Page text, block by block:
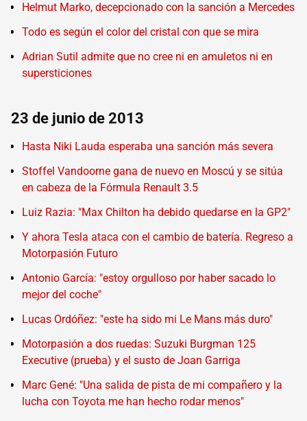
Helmut Marko, decepcionado con la sanción a Mercedes
Todo es según el color del cristal con que se mira
Adrian Sutil admite que no cree ni en amuletos ni en
supersticiones
23 de junio de 2013
Hasta Niki Lauda esperaba una sanción más severa
Stoffel Vandoorne gana de nuevo en Moscú y se sitúa
en cabeza de la Fórmula Renault 3.5
Luiz Razia: "Max Chilton ha debido quedarse en la GP2"
Y ahora Tesla ataca con el cambio de batería. Regreso a
Motorpasión Futuro
Antonio García: "estoy orgulloso por haber sacado lo
mejor del coche"
Lucas Ordóñez: "este ha sido mi Le Mans más duro"
Motorpasión a dos ruedas: Suzuki Burgman 125
Executive (prueba) y el susto de Joan Garriga
Marc Gené: "Una salida de pista de mi compañero y la
lucha con Toyota me han hecho rodar menos"